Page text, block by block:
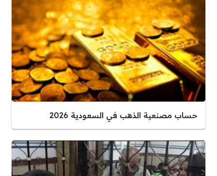
حساب مصنعية الذهب في السعودية 2026